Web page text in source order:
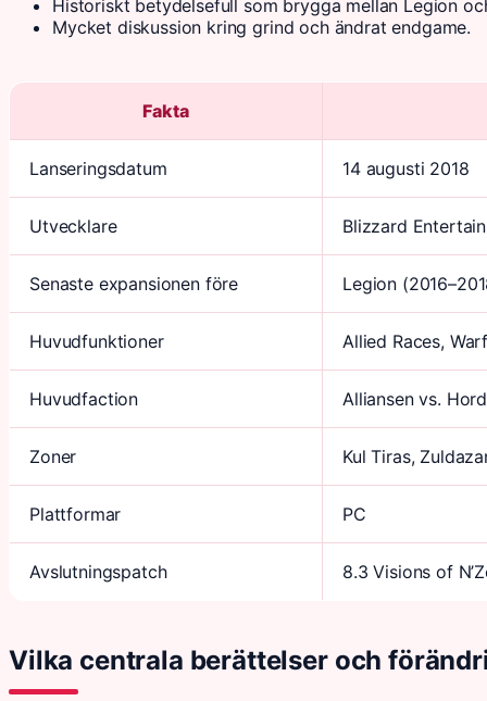
Historiskt betydelsefull som brygga mellan Legion
Mycket diskussion kring grind och ändrat endgame.
Fakta
Lanseringsdatum 14 augusti 2018
Utvecklare Blizzard
Senaste expansionen före Legion
Huvudfunktioner Allied Races,
Huvudfaction Alliansen vs.
Zoner Kul Tiras,
Plattformar PC
Avslutningspatch 8.3 Visions of
Vilka centrala berättelser och